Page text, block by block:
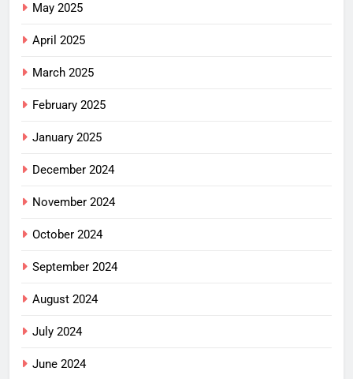
May 2025
April 2025
March 2025
February 2025
January 2025
December 2024
November 2024
October 2024
September 2024
August 2024
July 2024
June 2024